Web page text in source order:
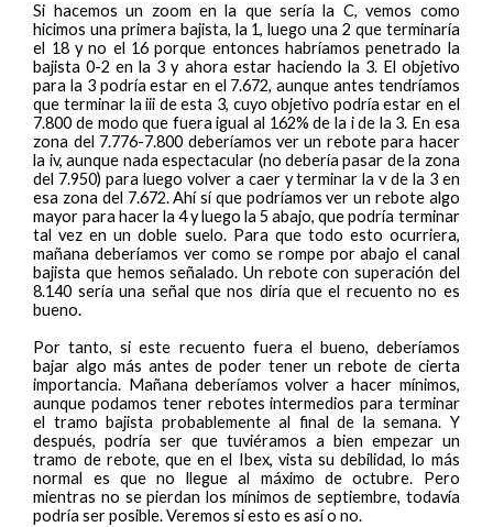
Si hacemos un zoom en la que sería la C, vemos como
hicimos una primera bajista, la 1, luego una 2 que terminaría
el 18 y no el 16 porque entonces habríamos penetrado la
bajista 0-2 en la 3 y ahora estar haciendo la 3. El objetivo
para la 3 podría estar en el 7.672, aunque antes tendríamos
que terminar la iii de esta 3, cuyo objetivo podría estar en el
7.800 de modo que fuera igual al 162% de la i de la 3. En esa
zona del 7.776-7.800 deberíamos ver un rebote para hacer
la iv, aunque nada espectacular (no debería pasar de la zona
del 7.950) para luego volver a caer y terminar la v de la 3 en
esa zona del 7.672. Ahí sí que podríamos ver un rebote algo
mayor para hacer la 4 y luego la 5 abajo, que podría terminar
tal vez en un doble suelo. Para que todo esto ocurriera,
mañana deberíamos ver como se rompe por abajo el canal
bajista que hemos señalado. Un rebote con superación del
8.140 sería una señal que nos diría que el recuento no es
bueno.
Por tanto, si este recuento fuera el bueno, deberíamos
bajar algo más antes de poder tener un rebote de cierta
importancia. Mañana deberíamos volver a hacer mínimos,
aunque podamos tener rebotes intermedios para terminar
el tramo bajista probablemente al final de la semana. Y
después, podría ser que tuviéramos a bien empezar un
tramo de rebote, que en el Ibex, vista su debilidad, lo más
normal es que no llegue al máximo de octubre. Pero
mientras no se pierdan los mínimos de septiembre, todavía
podría ser posible. Veremos si esto es así o no.